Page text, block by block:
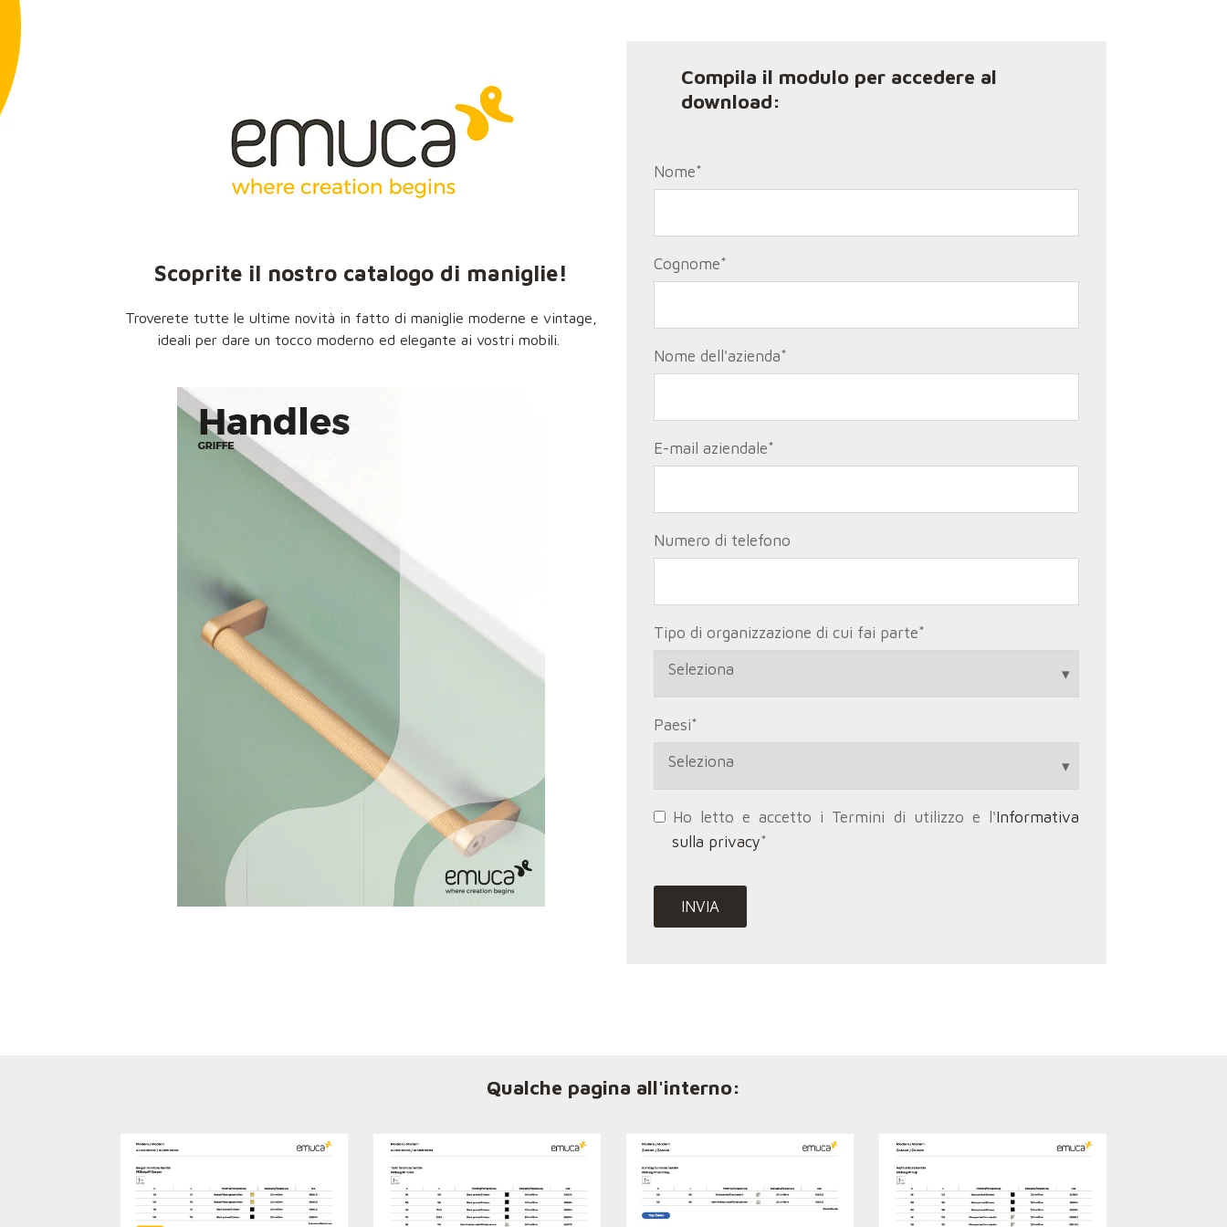
Scoprite il nostro catalogo di maniglie!
Troverete tutte le ultime novità in fatto di maniglie moderne e vintage,
ideali per dare un tocco moderno ed elegante ai vostri mobili.
Compila il modulo per accedere al
download:
Nome*
Cognome*
Nome dell'azienda*
E-mail aziendale*
Numero di telefono
Tipo di organizzazione di cui fai parte*
Paesi*
Ho letto e accetto i Termini di utilizzo e l'Informativa
sulla privacy*
Qualche pagina all'interno: